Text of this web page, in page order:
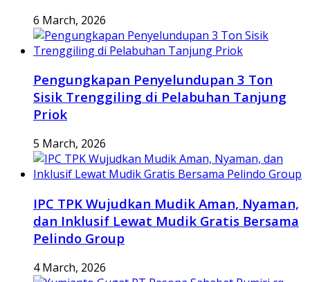
6 March, 2026
Pengungkapan Penyelundupan 3 Ton
Sisik Trenggiling di Pelabuhan Tanjung
Priok
5 March, 2026
IPC TPK Wujudkan Mudik Aman, Nyaman,
dan Inklusif Lewat Mudik Gratis Bersama
Pelindo Group
4 March, 2026